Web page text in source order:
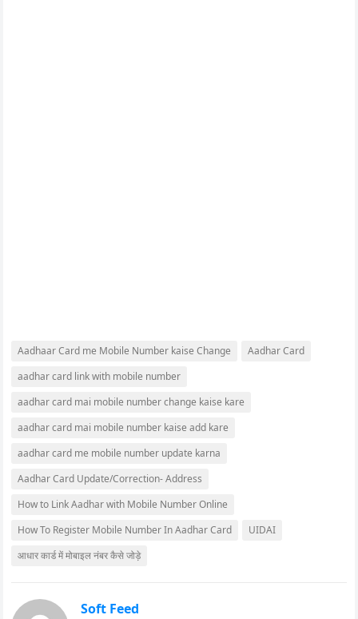
Aadhaar Card me Mobile Number kaise Change
Aadhar Card
aadhar card link with mobile number
aadhar card mai mobile number change kaise kare
aadhar card mai mobile number kaise add kare
aadhar card me mobile number update karna
Aadhar Card Update/Correction- Address
How to Link Aadhar with Mobile Number Online
How To Register Mobile Number In Aadhar Card
UIDAI
आधार कार्ड में मोबाइल नंबर कैसे जोड़े
Soft Feed